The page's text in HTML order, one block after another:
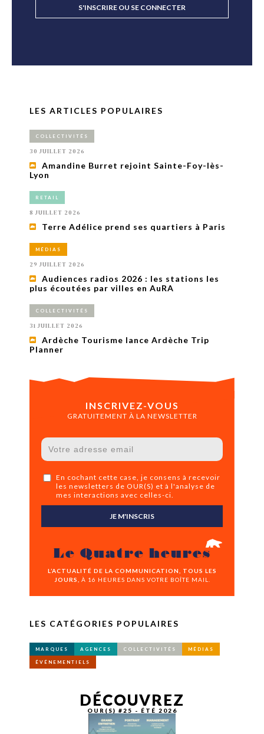
S'INSCRIRE OU SE CONNECTER
LES ARTICLES POPULAIRES
COLLECTIVITÉS
30 JUILLET 2026
Amandine Burret rejoint Sainte-Foy-lès-
Lyon
RETAIL
8 JUILLET 2026
Terre Adélice prend ses quartiers à Paris
MÉDIAS
29 JUILLET 2026
Audiences radios 2026 : les stations les
plus écoutées par villes en AuRA
COLLECTIVITÉS
31 JUILLET 2026
Ardèche Tourisme lance Ardèche Trip
Planner
INSCRIVEZ-VOUS
GRATUITEMENT À LA NEWSLETTER
En cochant cette case, je consens à recevoir
les newsletters de OUR(S) et à l'analyse de
mes interactions avec celles-ci.
JE M'INSCRIS
Le Quatre heures
L’ACTUALITÉ DE LA COMMUNICATION, TOUS LES
JOURS,
À 16 HEURES DANS VOTRE BOÎTE MAIL.
LES CATÉGORIES POPULAIRES
MARQUES AGENCES COLLECTIVITÉS MÉDIAS
ÉVÉNEMENTIELS
DÉCOUVREZ
OUR(S) #25 - ÉTÉ 2026